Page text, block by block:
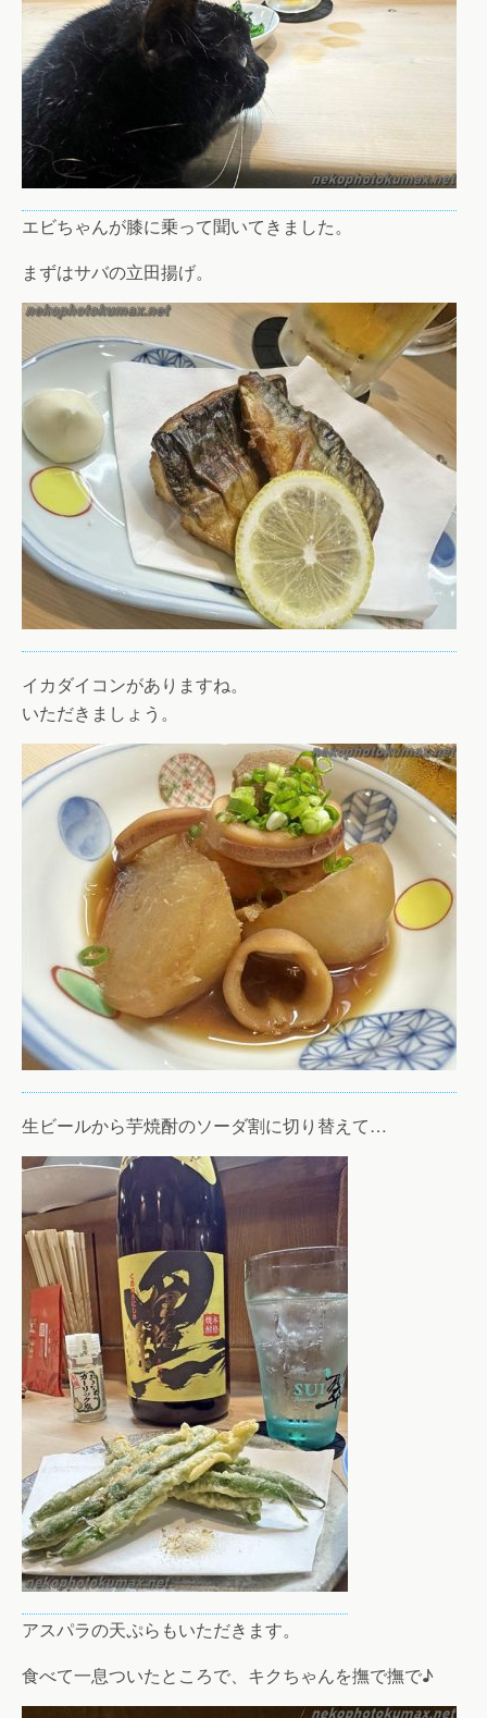
エビちゃんが膝に乗って聞いてきました。
まずはサバの立田揚げ。
イカダイコンがありますね。
いただきましょう。
生ビールから芋焼酎のソーダ割に切り替えて…
アスパラの天ぷらもいただきます。
食べて一息ついたところで、キクちゃんを撫で撫で♪